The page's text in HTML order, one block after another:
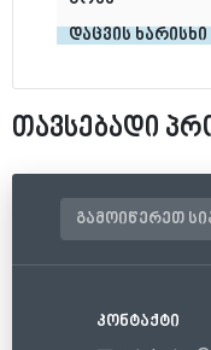
დაცვის ხარისხი
თავსებადი
კონტაქტი